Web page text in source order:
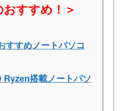
すすめ！＞
すすめノートパソコ
Ryzen搭載ノートパソ